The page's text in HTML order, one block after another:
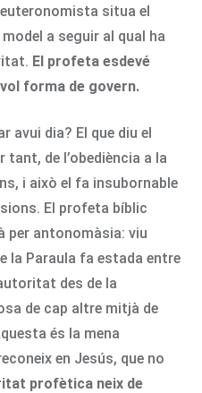
situa el
a seguir al qual ha
El profeta esdevé
forma de govern.
avui dia? El que diu el
tant, de l’obediència a la
i això el fa insubornable
El profeta bíblic
per antonomàsia: viu
la Paraula fa estada entre
des de la
de cap altre mitjà de
és la mena
en Jesús, que no
profètica neix de